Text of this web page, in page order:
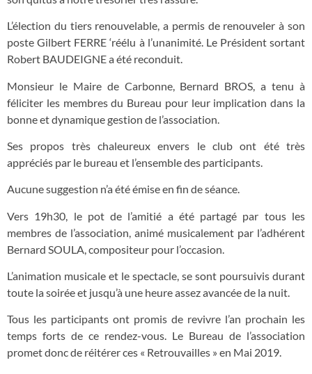
L’élection du tiers renouvelable, a permis de renouveler à son
poste Gilbert FERRE ‘réélu à l’unanimité. Le Président sortant
Robert BAUDEIGNE a été reconduit.
Monsieur le Maire de Carbonne, Bernard BROS, a tenu à
féliciter les membres du Bureau pour leur implication dans la
bonne et dynamique gestion de l’association.
Ses propos très chaleureux envers le club ont été très
appréciés par le bureau et l’ensemble des participants.
Aucune suggestion n’a été émise en fin de séance.
Vers 19h30, le pot de l’amitié a été partagé par tous les
membres de l’association, animé musicalement par l’adhérent
Bernard SOULA, compositeur pour l’occasion.
L’animation musicale et le spectacle, se sont poursuivis durant
toute la soirée et jusqu’à une heure assez avancée de la nuit.
Tous les participants ont promis de revivre l’an prochain les
temps forts de ce rendez-vous. Le Bureau de l’association
promet donc de réitérer ces « Retrouvailles » en Mai 2019.